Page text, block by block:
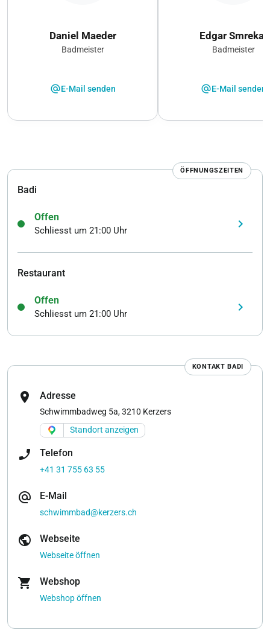
Daniel Maeder
Badmeister
alternate_emailE-Mail senden
Edgar Smrekar
Badmeister
alternate_emailE-Mail senden
ÖFFNUNGSZEITEN
Badi
Offen
Schliesst um 21:00 Uhr keyboard_arrow_right
Restaurant
Offen
Schliesst um 21:00 Uhr keyboard_arrow_right
KONTAKT BADI
location_on Adresse
Schwimmbadweg 5a, 3210 Kerzers
Standort anzeigen
phone_enabled Telefon
+41 31 755 63 55
alternate_email E-Mail
schwimmbad@kerzers.ch
public Webseite
Webseite öffnen
shopping_cart Webshop
Webshop öffnen